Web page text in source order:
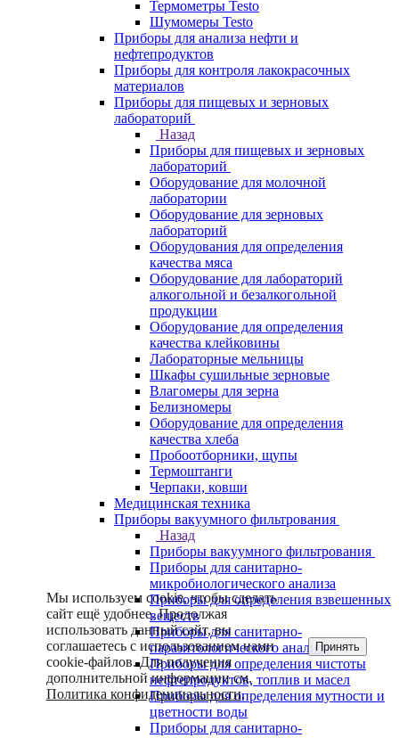
Термометры Testo
Шумомеры Testo
Приборы для анализа нефти и
нефтепродуктов
Приборы для контроля лакокрасочных
материалов
Приборы для пищевых и зерновых
лабораторий
Назад
Приборы для пищевых и зерновых
лабораторий
Оборудование для молочной
лаборатории
Оборудование для зерновых
лабораторий
Оборудования для определения
качества мяса
Оборудование для лабораторий
алкогольной и безалкогольной
продукции
Оборудование для определения
качества клейковины
Лабораторные мельницы
Шкафы сушильные зерновые
Влагомеры для зерна
Белизномеры
Оборудование для определения
качества хлеба
Пробоотборники, щупы
Термоштанги
Черпаки, ковши
Медицинская техника
Приборы вакуумного фильтрования
Назад
Приборы вакуумного фильтрования
Приборы для санитарно-
микробиологического анализа
Приборы для определения взвешенных
веществ
Приборы для санитарно-
паразитологического анализа
Приборы для определения чистоты
нефтепродуктов, топлив и масел
Приборы для определения мутности и
цветности воды
Приборы для санитарно-
Мы используем cookie, чтобы сделать
сайт ещё удобнее. Продолжая
использовать данный сайт, вы
соглашаетесь с использованием нами
cookie-файлов. Для получения
дополнительной информации см.
Политика конфиденциальности.
Принять